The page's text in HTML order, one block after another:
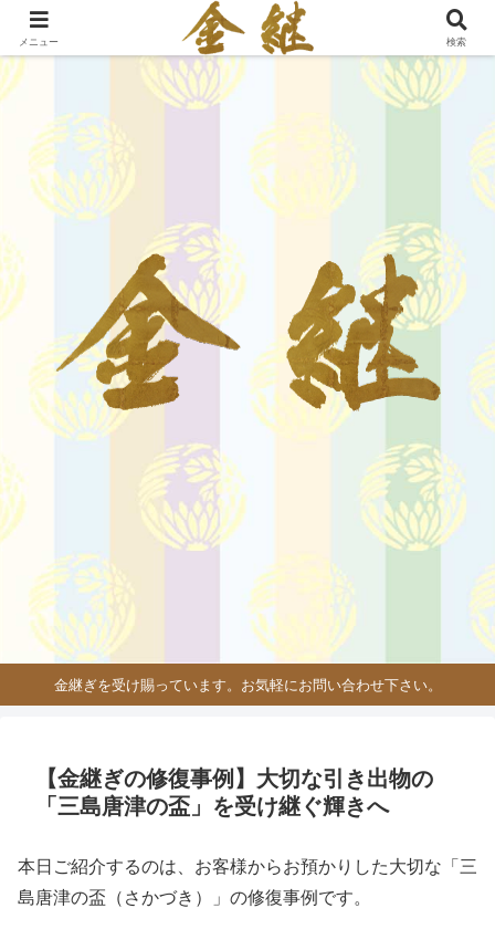
金継ぎを受け賜っています。お気軽にお問い合わせ下さい。
【金継ぎの修復事例】大切な引き出物の
「三島唐津の盃」を受け継ぐ輝きへ
本日ご紹介するのは、お客様からお預かりした大切な「三
島唐津の盃（さかづき）」の修復事例です。
メニュー 検索